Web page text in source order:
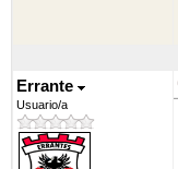
Errante
Usuario/a